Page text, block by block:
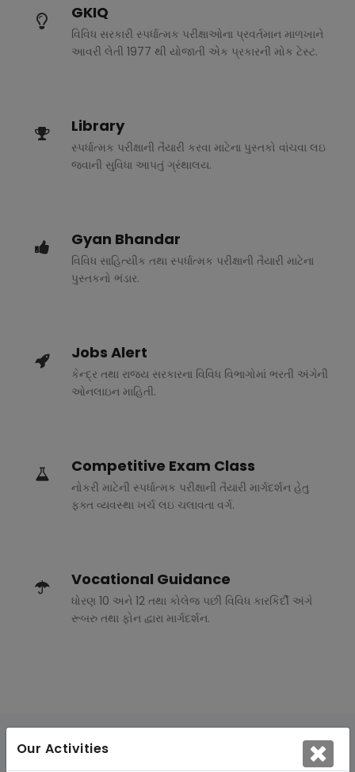
Our Activities
GKIQ
વિવિધ સરકારી સ્પર્ધાત્મક પરીક્ષાઓના પ્રવર્તમાન માળખાને
આવરી લેતી 1977 થી યોજાતી એક પ્રકારની મોક ટેસ્ટ.
Library
સ્પર્ધાત્મક પરીક્ષાની તૈયારી કરવા માટેના પુસ્તકો વાંચવા લઇ
જવાની સુવિધા આપતું ગ્રંથાલય.
Gyan Bhandar
વિવિધ સાહિત્યીક તથા સ્પર્ધાત્મક પરીક્ષાની તૈયારી માટેના
પુસ્તકનો ભંડાર.
Jobs Alert
કેન્દ્ર તથા રાજ્ય સરકારના વિવિધ વિભાગોમાં ભરતી અંગેની
ઓનલાઇન માહિતી.
Competitive Exam Class
નોકરી માટેની સ્પર્ધાત્મક પરીક્ષાની તૈયારી માર્ગદર્શન હેતુ
ફક્ત વ્યવસ્થા ખર્ચ લઇ ચલાવતા વર્ગ.
Vocational Guidance
ધોરણ 10 અને 12 તથા કોલેજ પછી વિવિધ કારકિર્દી અંગે
રૂબરુ તથા ફોન દ્વારા માર્ગદર્શન.